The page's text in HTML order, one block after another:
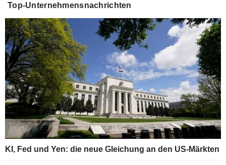
Top-Unternehmensnachrichten
KI, Fed und Yen: die neue Gleichung an den US-Märkten